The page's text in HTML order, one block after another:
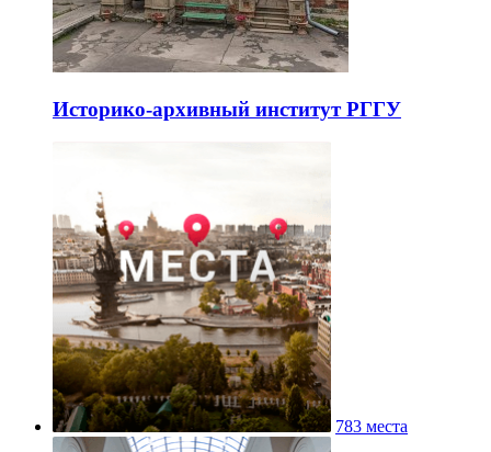
Историко-архивный институт РГГУ
783 места